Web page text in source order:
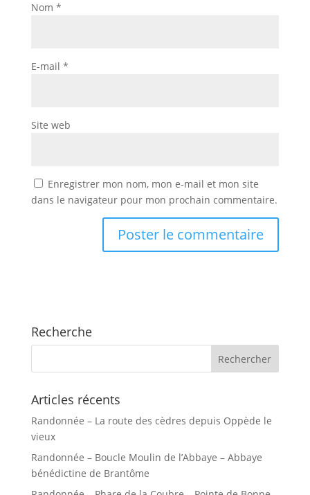
Nom *
E-mail *
Site web
Enregistrer mon nom, mon e-mail et mon site
dans le navigateur pour mon prochain commentaire.
Recherche
Articles récents
Randonnée – La route des cèdres depuis Oppède le
vieux
Randonnée – Boucle Moulin de l’Abbaye – Abbaye
bénédictine de Brantôme